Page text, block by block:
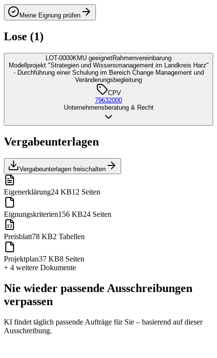
Meine Eignung prüfen
Lose (1)
LOT-0000KMU geeignetRahmenvereinbarung
Modellprojekt "Strategien und Wissensmanagement im Landkreis Harz"
- Durchführung einer Schulung im Bereich Change Management und
Veränderungsbegleitung
CPV
79632000
Unternehmensberatung & Recht
Vergabeunterlagen
Vergabeunterlagen freischalten
Eigenerklärung24 KB12 Seiten
Eignungskriterien156 KB24 Seiten
Preisblatt78 KB2 Tabellen
Projektplan37 KB8 Seiten
+ 4 weitere Dokumente
Nie wieder passende Ausschreibungen
verpassen
KI findet täglich passende Aufträge für Sie – basierend auf dieser
Ausschreibung.